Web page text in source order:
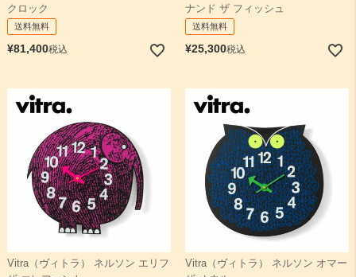
クロック
送料無料
¥81,400税込
ナンド ザ フィッシュ
送料無料
¥25,300税込
Vitra（ヴィトラ） ネルソン エリフ
Vitra（ヴィトラ） ネルソン オマー